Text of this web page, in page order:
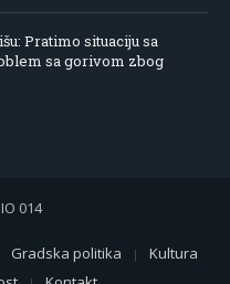
Pratimo situaciju sa
sa gorivom zbog
014
Gradska politika
Kultura